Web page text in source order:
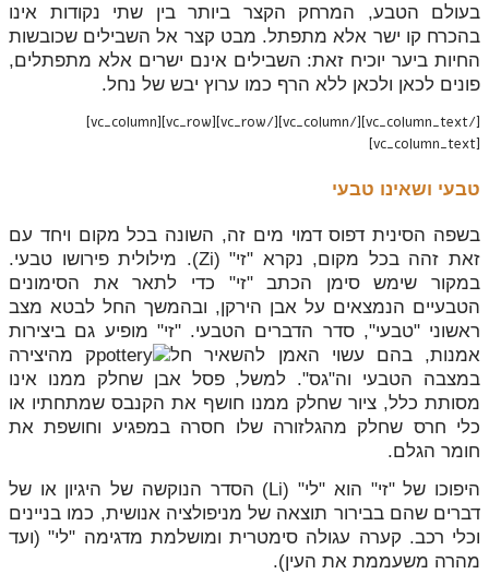
בעולם הטבע, המרחק הקצר ביותר בין שתי נקודות אינו
בהכרח קו ישר אלא מתפתל. מבט קצר אל השבילים שכובשות
החיות ביער יוכיח זאת: השבילים אינם ישרים אלא מתפתלים,
פונים לכאן ולכאן ללא הרף כמו ערוץ יבש של נחל.
[/vc_column_text][/vc_column][/vc_row][vc_row][vc_column]
[vc_column_text]
טבעי ושאינו טבעי
בשפה הסינית דפוס דמוי מים זה, השונה בכל מקום ויחד עם
זאת זהה בכל מקום, נקרא "זי" (Zi). מילולית פירושו טבעי.
במקור שימש סימן הכתב "זי" כדי לתאר את הסימונים
הטבעיים הנמצאים על אבן הירקן, ובהמשך החל לבטא מצב
ראשוני "טבעי", סדר הדברים הטבעי. "זי" מופיע גם ביצירות
אמנות, בהם עשוי האמן להשאיר חל
ק מהיצירה
במצבה הטבעי וה"גס". למשל, פסל אבן שחלק ממנו אינו
מסותת כלל, ציור שחלק ממנו חושף את הקנבס שמתחתיו או
כלי חרס שחלק מהגלזורה שלו חסרה במפגיע וחושפת את
חומר הגלם.
היפוכו של "זי" הוא "לי" (Li) הסדר הנוקשה של היגיון או של
דברים שהם בבירור תוצאה של מניפולציה אנושית, כמו בניינים
וכלי רכב. קערה עגולה סימטרית ומושלמת מדגימה "לי" (ועד
מהרה משעממת את העין).